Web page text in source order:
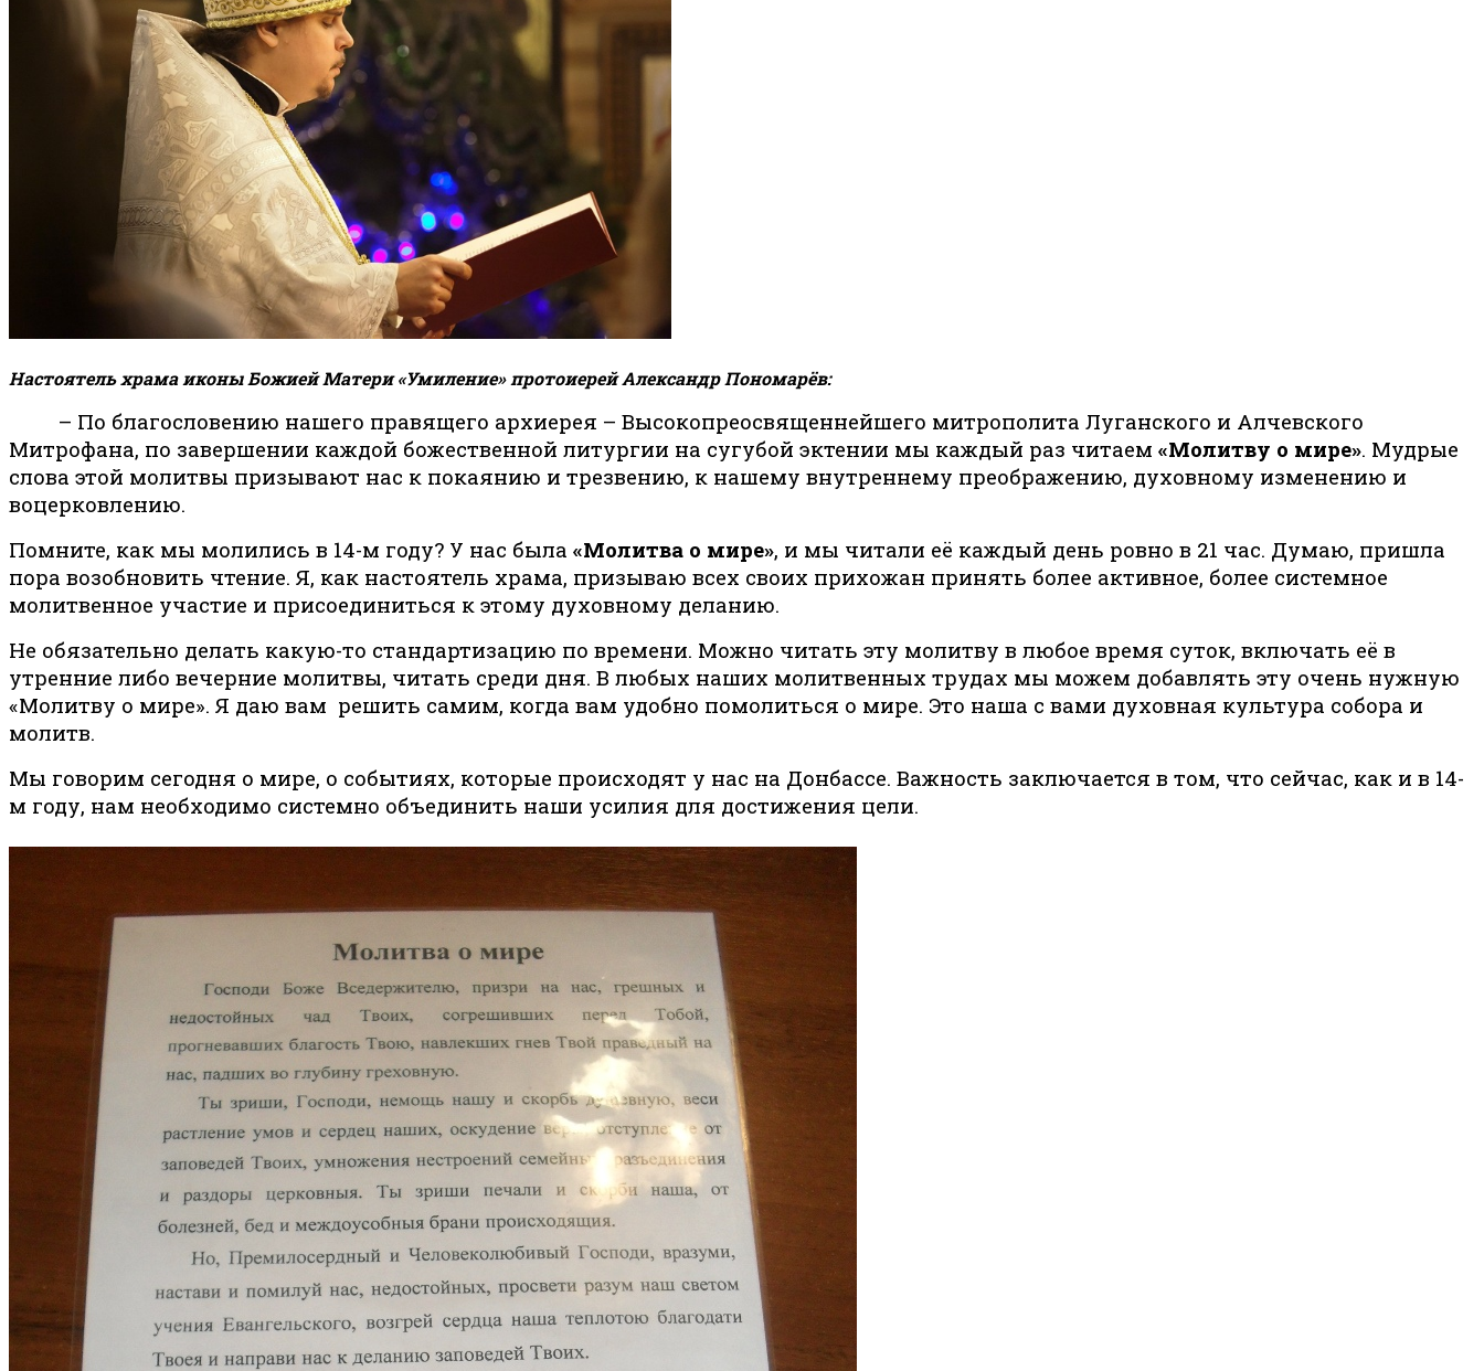
Настоятель храма иконы Божией Матери «Умиление» протоиерей Александр Пономарёв:
– По благословению нашего правящего архиерея – Высокопреосвященнейшего митрополита Луганского и Алчевского
Митрофана, по завершении каждой божественной литургии на сугубой эктении мы каждый раз читаем «Молитву о мире». Мудрые
слова этой молитвы призывают нас к покаянию и трезвению, к нашему внутреннему преображению, духовному изменению и
воцерковлению.
Помните, как мы молились в 14-м году? У нас была «Молитва о мире», и мы читали её каждый день ровно в 21 час. Думаю, пришла
пора возобновить чтение. Я, как настоятель храма, призываю всех своих прихожан принять более активное, более системное
молитвенное участие и присоединиться к этому духовному деланию.
Не обязательно делать какую-то стандартизацию по времени. Можно читать эту молитву в любое время суток, включать её в
утренние либо вечерние молитвы, читать среди дня. В любых наших молитвенных трудах мы можем добавлять эту очень нужную
«Молитву о мире». Я даю вам решить самим, когда вам удобно помолиться о мире. Это наша с вами духовная культура собора и
молитв.
Мы говорим сегодня о мире, о событиях, которые происходят у нас на Донбассе. Важность заключается в том, что сейчас, как и в 14-
м году, нам необходимо системно объединить наши усилия для достижения цели.